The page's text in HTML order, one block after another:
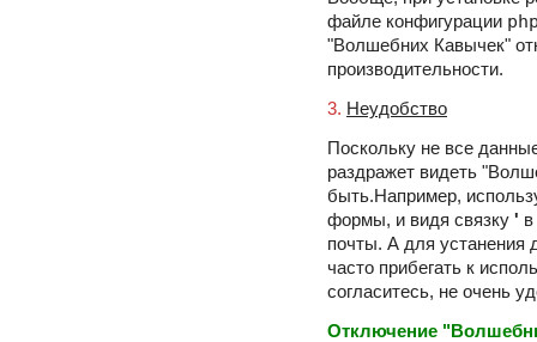
файле конфигурации
"Волшебних Кавычек"
производительности.
3. Неудобство
Поскольку не все
раздражет видеть
быть.Например,
формы, и видя связку '
почты. А для устанения
часто прибегать к
согласитесь, не очень
Отключение